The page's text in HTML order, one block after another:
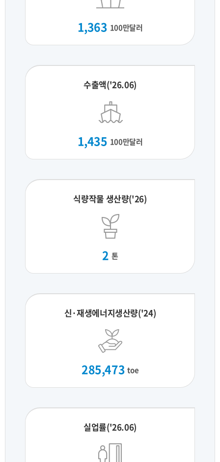
1,363 100만달러
수출액('26.06)
1,435 100만달러
식량작물 생산량('26)
2 톤
신·재생에너지생산량('24)
285,473 toe
실업률('26.06)